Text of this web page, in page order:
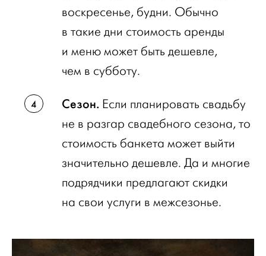
воскресенье, будни. Обычно
в такие дни стоимость аренды
и меню может быть дешевле,
чем в субботу.
Сезон. Если планировать свадьбу
не в разгар свадебного сезона, то
стоимость банкета может выйти
значительно дешевле. Да и многие
подрядчики предлагают скидки
на свои услуги в межсезонье.